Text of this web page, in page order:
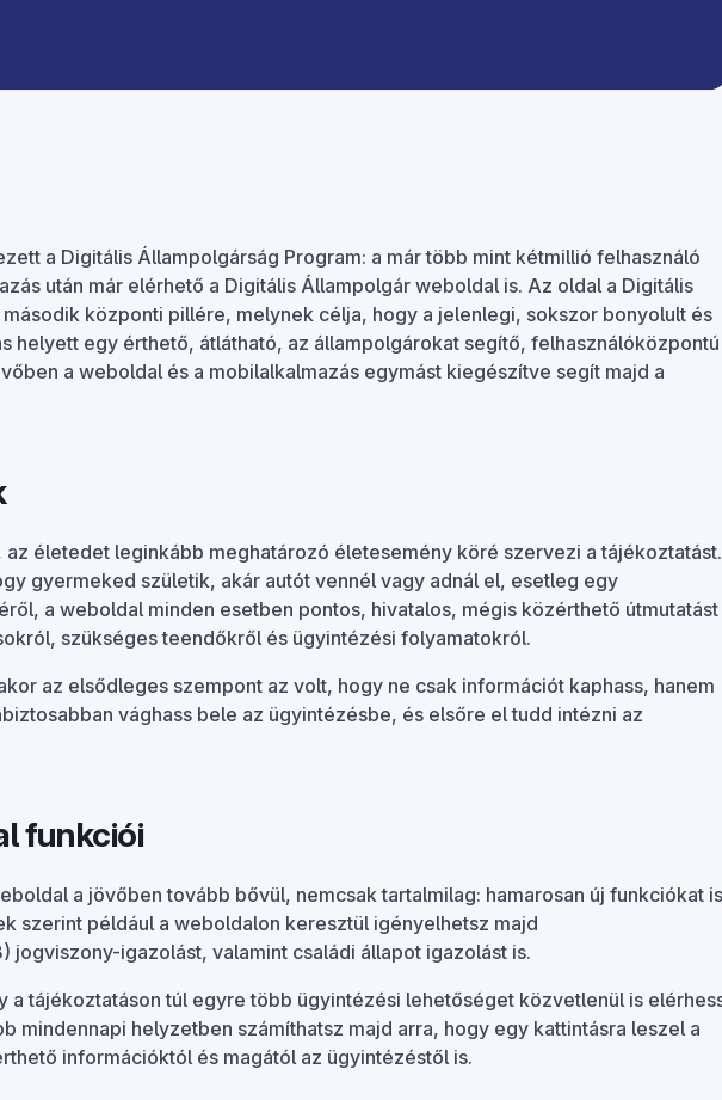
a Digitális Állampolgárság Program: a már több mint kétmillió felhasználó
után már elérhető a Digitális Állampolgár weboldal is. Az oldal a Digitális
központi pillére, melynek célja, hogy a jelenlegi, sokszor bonyolult és
helyett egy érthető, átlátható, az állampolgárokat segítő, felhasználóközpontú
a weboldal és a mobilalkalmazás egymást kiegészítve segít majd a
az életedet leginkább meghatározó életesemény köré szervezi a tájékoztatást.
gyermeked születik, akár autót vennél vagy adnál el, esetleg egy
a weboldal minden esetben pontos, hivatalos, mégis közérthető útmutatást
szükséges teendőkről és ügyintézési folyamatokról.
az elsődleges szempont az volt, hogy ne csak információt kaphass, hanem
vághass bele az ügyintézésbe, és elsőre el tudd intézni az
funkciói
a jövőben tovább bővül, nemcsak tartalmilag: hamarosan új funkciókat is
szerint például a weboldalon keresztül igényelhetsz majd
jogviszony-igazolást, valamint családi állapot igazolást is.
a tájékoztatáson túl egyre több ügyintézési lehetőséget közvetlenül is
mindennapi helyzetben számíthatsz majd arra, hogy egy kattintásra leszel a
információktól és magától az ügyintézéstől is.